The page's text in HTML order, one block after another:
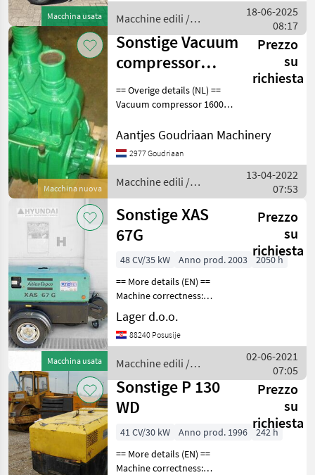
Macchina usata
Macchine edili /
Sonstige
18-06-2025
08:17
Macchina nuova
Sonstige Vacuum
compressor
16000 L
Prezzo
su
richiesta
== Overige details (NL) ==
Vacuum compressor 16000
Staat: Nieuw Macchine edili
Compressori
Aantjes Goudriaan Machinery
2977 Goudriaan
Macchine edili /
Sonstige
13-04-2022
07:53
Macchina usata
Sonstige XAS
67G
Prezzo
su
richiesta
48 CV/35 kW Anno prod. 2003
2050 h
== More details (EN) ==
Machine correctness:
Correct connector for car
hook 20 l container the
pressure of 10 bar outlet air
with 3 conne
Lager d.o.o.
88240 Posusije
Macchine edili /
Sonstige
02-06-2021
07:05
Sonstige P 130
WD
Prezzo
su
richiesta
41 CV/30 kW Anno prod. 1996
242 h
== More details (EN) ==
Machine correctness: